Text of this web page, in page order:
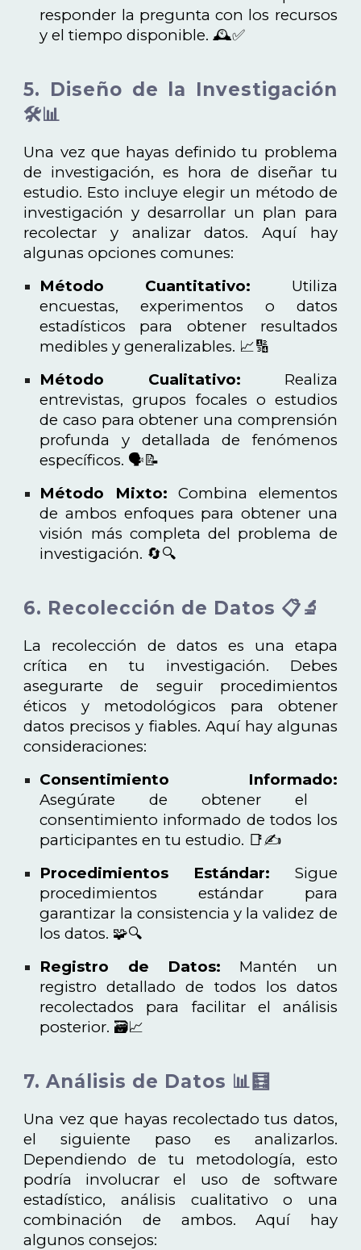
responder la pregunta con los recursos
y el tiempo disponible. 🕰️✅
5. Diseño de la Investigación
🛠️📊
Una vez que hayas definido tu problema
de investigación, es hora de diseñar tu
estudio. Esto incluye elegir un método de
investigación y desarrollar un plan para
recolectar y analizar datos. Aquí hay
algunas opciones comunes:
Método Cuantitativo: Utiliza
encuestas, experimentos o datos
estadísticos para obtener resultados
medibles y generalizables. 📈🔢
Método Cualitativo: Realiza
entrevistas, grupos focales o estudios
de caso para obtener una comprensión
profunda y detallada de fenómenos
específicos. 🗣️📝
Método Mixto: Combina elementos
de ambos enfoques para obtener una
visión más completa del problema de
investigación. 🔄🔍
6. Recolección de Datos 📋🔬
La recolección de datos es una etapa
crítica en tu investigación. Debes
asegurarte de seguir procedimientos
éticos y metodológicos para obtener
datos precisos y fiables. Aquí hay algunas
consideraciones:
Consentimiento Informado:
Asegúrate de obtener el
consentimiento informado de todos los
participantes en tu estudio. 📑✍️
Procedimientos Estándar: Sigue
procedimientos estándar para
garantizar la consistencia y la validez de
los datos. 🧩🔍
Registro de Datos: Mantén un
registro detallado de todos los datos
recolectados para facilitar el análisis
posterior. 🗃️📈
7. Análisis de Datos 📊🧮
Una vez que hayas recolectado tus datos,
el siguiente paso es analizarlos.
Dependiendo de tu metodología, esto
podría involucrar el uso de software
estadístico, análisis cualitativo o una
combinación de ambos. Aquí hay
algunos consejos: